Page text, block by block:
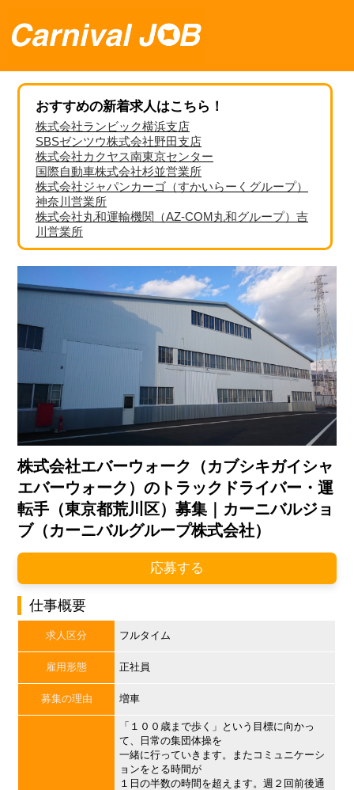
おすすめの新着求人はこちら！
株式会社ランビック横浜支店
SBSゼンツウ株式会社野田支店
株式会社カクヤス南東京センター
国際自動車株式会社杉並営業所
株式会社ジャパンカーゴ（すかいらーくグループ）
神奈川営業所
株式会社丸和運輸機関（AZ-COM丸和グループ）吉
川営業所
株式会社エバーウォーク（カブシキガイシャ
エバーウォーク）のトラックドライバー・運
転手（東京都荒川区）募集｜カーニバルジョ
ブ（カーニバルグループ株式会社）
応募する
仕事概要
求人区分 フルタイム
雇用形態 正社員
募集の理由 増車
「１００歳まで歩く」という目標に向かっ
て、日常の集団体操を
一緒に行っていきます。またコミュニケーシ
ョンをとる時間が
１日の半数の時間を超えます。週２回前後通